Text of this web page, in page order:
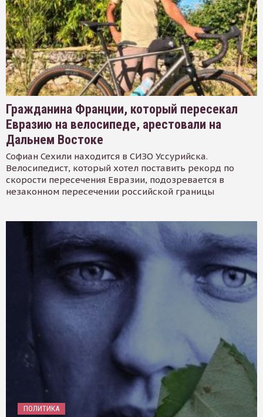
Гражданина Франции, который пересекал
Евразию на велосипеде, арестовали на
Дальнем Востоке
Софиан Сехили находится в СИЗО Уссурийска.
Велосипедист, который хотел поставить рекорд по
скорости пересечения Евразии, подозревается в
незаконном пересечении российской границы
ПОЛИТИКА